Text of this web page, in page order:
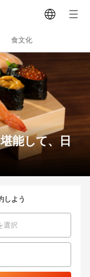
食文化
能して、日
しよう
選択